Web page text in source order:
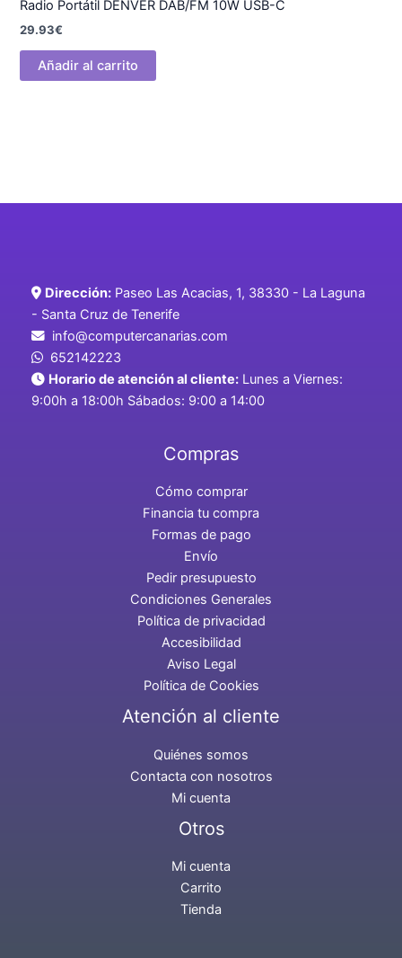
Radio Portátil DENVER DAB/FM 10W USB-C
29.93€
Añadir al carrito
Dirección: Paseo Las Acacias, 1, 38330 - La Laguna
- Santa Cruz de Tenerife
info@computercanarias.com
652142223
Horario de atención al cliente: Lunes a Viernes:
9:00h a 18:00h Sábados: 9:00 a 14:00
Compras
Cómo comprar
Financia tu compra
Formas de pago
Envío
Pedir presupuesto
Condiciones Generales
Política de privacidad
Accesibilidad
Aviso Legal
Política de Cookies
Atención al cliente
Quiénes somos
Contacta con nosotros
Mi cuenta
Otros
Mi cuenta
Carrito
Tienda